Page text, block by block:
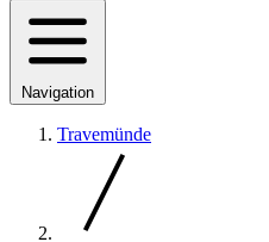
Navigation
Travemünde